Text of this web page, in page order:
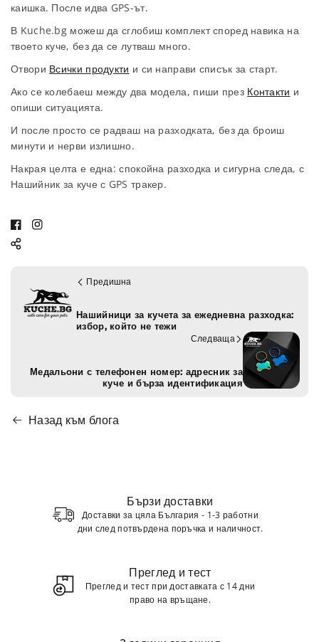
каишка. После идва GPS-ът.
В Kuche.bg можеш да сглобиш комплект според навика на
твоето куче, без да се лутваш много.
Отвори Всички продукти и си направи списък за старт.
Ако се колебаеш между два модела, пиши през Контакти и
опиши ситуацията.
И после просто се радваш на разходката, без да броиш
минути и нерви излишно.
Накрая целта е една: спокойна разходка и сигурна следа, с
Нашийник за куче с GPS тракер.
F
a
I
a
g
Предишна
Нашийници за кучета за ежедневна разходка:
избор, който не тежи
Следваща
Медальони с телефонен номер: адресник за
куче и бърза идентификация
Назад към блога
Бързи доставки
Доставки за цяла България - 1-3 работни
дни след потвърдена поръчка и наличност.
Преглед и тест
Преглед и тест при доставката с 14 дни
право на връщане.